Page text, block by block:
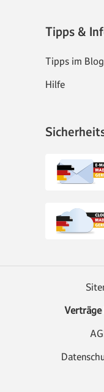
Tipps &
Tipps im Blog
Hilfe